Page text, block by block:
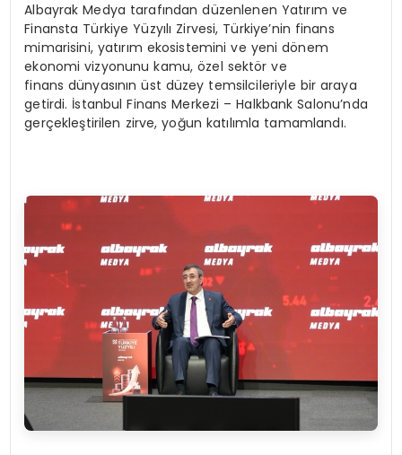
Albayrak Medya tarafından düzenlenen Yatırım ve
Finansta Türkiye Yüzyılı Zirvesi, Türkiye’nin finans
mimarisini, yatırım ekosistemini ve yeni dönem
ekonomi vizyonunu kamu, özel sektör ve
finans dünyasının üst düzey temsilcileriyle bir araya
getirdi. İstanbul Finans Merkezi – Halkbank Salonu’nda
gerçekleştirilen zirve, yoğun katılımla tamamlandı.